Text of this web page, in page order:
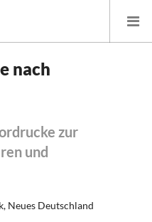
Finanzpolitik
nach
zur
und
Neues Deutschland